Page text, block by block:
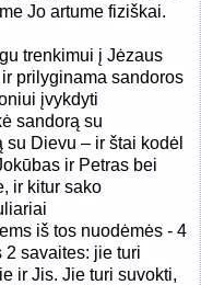
Jo artume fiziškai.
trenkimui į Jėzaus
prilyginama sandoros
įvykdyti
sandorą su
Dievu – ir štai kodėl
ir Petras bei
ir kitur sako
iš tos nuodėmės - 4
savaites: jie turi
ir Jis. Jie turi suvokti,